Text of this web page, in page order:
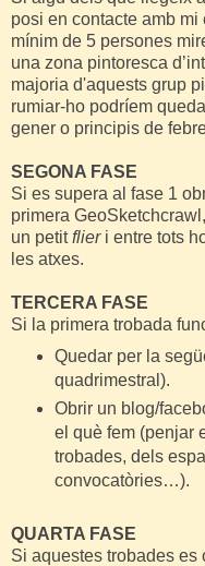
posi en contacte amb
mínim de 5 persones
una zona pintoresca
majoria d'aquests grup
rumiar-ho podríem
gener o principis de
SEGONA FASE
Si es supera al fase 1
primera
un petitflier i entre tots
les atxes.
TERCERA FASE
Si la primera trobada
Quedar per la
quadrimestral).
Obrir un blog/
el què fem (penjar
trobades, dels
convocatòries…).
QUARTA FASE
Si aquestes trobades es